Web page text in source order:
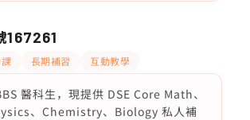
167261
長期補習 互動教學
醫科生，現提供 DSE Core Math、
、Chemistry、Biology 私人補